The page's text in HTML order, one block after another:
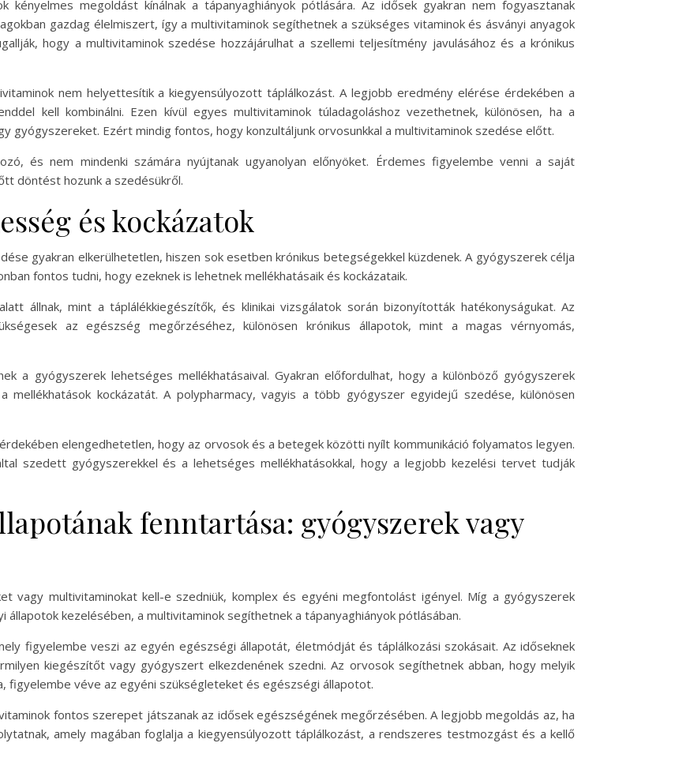
kényelmes megoldást kínálnak a tápanyaghiányok pótlására. Az idősek gyakran nem fogyasztanak
gazdag élelmiszert, így a multivitaminok segíthetnek a szükséges vitaminok és ásványi anyagok
hogy a multivitaminok szedése hozzájárulhat a szellemi teljesítmény javulásához és a krónikus
nem helyettesítik a kiegyensúlyozott táplálkozást. A legjobb eredmény elérése érdekében a
kell kombinálni. Ezen kívül egyes multivitaminok túladagoláshoz vezethetnek, különösen, ha a
gyógyszereket. Ezért mindig fontos, hogy konzultáljunk orvosunkkal a multivitaminok szedése előtt.
és nem mindenki számára nyújtanak ugyanolyan előnyöket. Érdemes figyelembe venni a saját
döntést hozunk a szedésükről.
és kockázatok
gyakran elkerülhetetlen, hiszen sok esetben krónikus betegségekkel küzdenek. A gyógyszerek célja
fontos tudni, hogy ezeknek is lehetnek mellékhatásaik és kockázataik.
állnak, mint a táplálékkiegészítők, és klinikai vizsgálatok során bizonyították hatékonyságukat. Az
az egészség megőrzéséhez, különösen krónikus állapotok, mint a magas vérnyomás,
a gyógyszerek lehetséges mellékhatásaival. Gyakran előfordulhat, hogy a különböző gyógyszerek
mellékhatások kockázatát. A polypharmacy, vagyis a több gyógyszer egyidejű szedése, különösen
elengedhetetlen, hogy az orvosok és a betegek közötti nyílt kommunikáció folyamatos legyen.
szedett gyógyszerekkel és a lehetséges mellékhatásokkal, hogy a legjobb kezelési tervet tudják
fenntartása: gyógyszerek vagy
vagy multivitaminokat kell-e szedniük, komplex és egyéni megfontolást igényel. Míg a gyógyszerek
kezelésében, a multivitaminok segíthetnek a tápanyaghiányok pótlásában.
figyelembe veszi az egyén egészségi állapotát, életmódját és táplálkozási szokásait. Az időseknek
kiegészítőt vagy gyógyszert elkezdenének szedni. Az orvosok segíthetnek abban, hogy melyik
figyelembe véve az egyéni szükségleteket és egészségi állapotot.
fontos szerepet játszanak az idősek egészségének megőrzésében. A legjobb megoldás az, ha
amely magában foglalja a kiegyensúlyozott táplálkozást, a rendszeres testmozgást és a kellő